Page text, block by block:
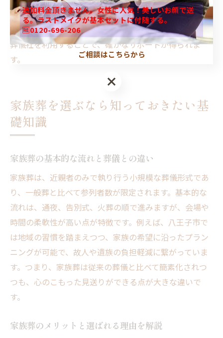
し、必要なサービスを的確に組み込むことが安心感につ
ながります。また、当社のように30年以上の実績を持つ
葬儀社を利用することで、確かなサポートが得られま
す。
家族葬を選ぶなら知っておきたい基
礎知識
家族葬の基本的な流れと葬儀との違い
家族葬は、近親者のみで執り行う小規模な葬儀形式であ
り、一般葬と比べて参列者数が限定されます。基本的な
流れは、通夜、告別式、火葬の順で進みますが、会場や
時間の柔軟性が高い点が特徴です。例えば、八王子市で
は地域の習慣を踏まえつつ、家族の希望に沿ったプラン
ニングが可能で、故人や遺族の負担軽減に繋がっていま
す。つまり、家族葬は従来の葬儀と比べて簡素化されつ
つも、心のこもった見送りができる点が大きな違いで
す。
家族葬のメリットと選ばれる理由を解説
追加料金頂きません。女性に人気！美しいお顔で送
る。ラストメイクが基本セットに付随する。
🆓0120-696-206
ご相談はこちらから